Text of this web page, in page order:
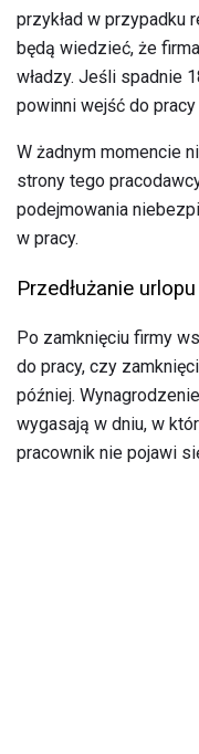
przykład w przypadku
będą wiedzieć, że
władzy. Jeśli spadnie
powinni wejść do
W żadnym momencie
strony tego
podejmowania
w pracy.
Przedłużanie
Po zamknięciu firmy
do pracy, czy
później.
wygasają w dniu, w
pracownik nie pojawi